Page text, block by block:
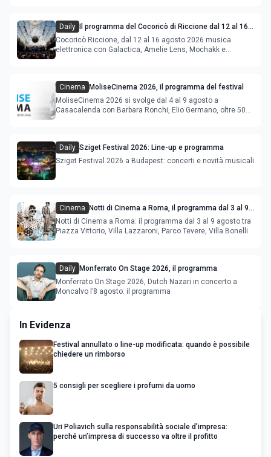
Daily
Il programma del Cocoricò di Riccione dal 12 al 16
agosto 2026
Cocoricò Riccione, dal 12 al 16 agosto 2026 musica
elettronica con Galactica, Amelie Lens, Mochakk e
Cinema
MoliseCinema 2026, il programma del festival
MoliseCinema 2026 si svolge dal 4 al 9 agosto a
Casacalenda con Barbara Ronchi, Elio Germano, oltre 50
Daily Sziget Festival 2026: Line-up e programma
Sziget Festival 2026 a Budapest: concerti e novità musicali
Cinema
Notti di Cinema a Roma, il programma dal 3 al 9
agosto
Notti di Cinema a Roma: il programma dal 3 al 9 agosto tra
Piazza Vittorio, Villa Lazzaroni, Parco Tevere, Villa Bonelli
Daily Monferrato On Stage 2026, il programma
Monferrato On Stage 2026, Dutch Nazari in concerto a
Moncalvo l’8 agosto: il programma
In Evidenza
Festival annullato o line-up modificata: quando è possibile
chiedere un rimborso
5 consigli per scegliere i profumi da uomo
Uri Poliavich sulla responsabilità sociale d’impresa:
perché un’impresa di successo va oltre il profitto